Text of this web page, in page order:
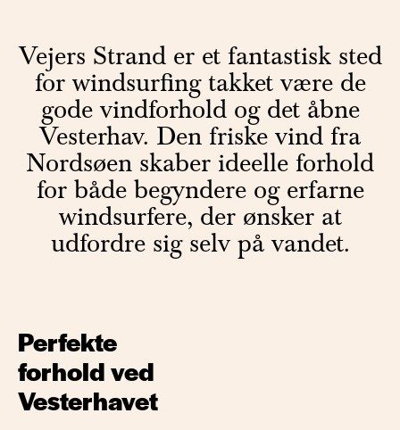
Vejers Strand er et fantastisk sted
for windsurfing takket være de
gode vindforhold og det åbne
Vesterhav. Den friske vind fra
Nordsøen skaber ideelle forhold
for både begyndere og erfarne
windsurfere, der ønsker at
udfordre sig selv på vandet.
Perfekte
forhold ved
Vesterhavet